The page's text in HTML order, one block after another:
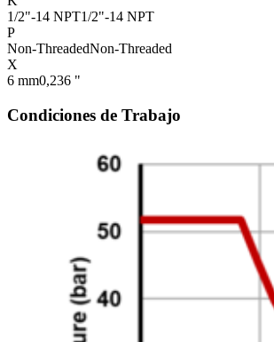
1/2"-14 NPT1/2"-14 NPT
P
Non-ThreadedNon-Threaded
X
6 mm0,236 "
Condiciones de Trabajo